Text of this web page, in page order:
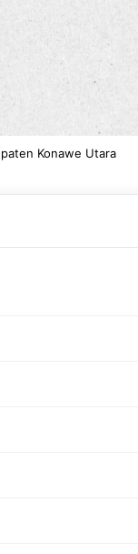
Konawe Utara